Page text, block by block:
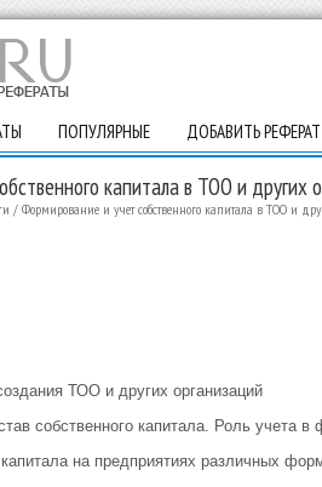
ПОПУЛЯРНЫЕ ДОБАВИТЬ РЕФЕРАТ
капитала в ТОО и других
/ Формирование и учет собственного капитала в ТОО и
ТОО и других организаций
собственного капитала. Роль учета
на предприятиях различных